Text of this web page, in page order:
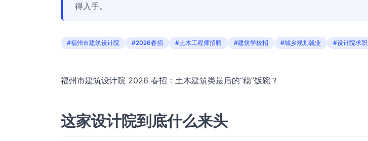
得入手。
#福州市建筑设计院 #2026春招 #土木工程师招聘 #建筑学校招 #城乡规划就业 #设计院求职
福州市建筑设计院 2026 春招：土木建筑类最后的“稳”饭碗？
这家设计院到底什么来头